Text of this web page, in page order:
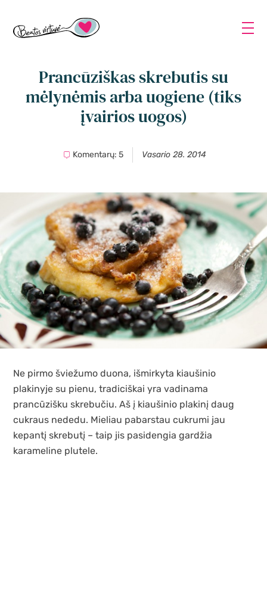
Prancūziškas skrebutis su
mėlynėmis arba uogiene (tiks
įvairios uogos)
Komentarų: 5 Vasario 28. 2014
Ne pirmo šviežumo duona, išmirkyta kiaušinio
plakinyje su pienu, tradiciškai yra vadinama
prancūzišku skrebučiu. Aš į kiaušinio plakinį daug
cukraus nededu. Mieliau pabarstau cukrumi jau
kepantį skrebutį – taip jis pasidengia gardžia
karameline plutele.